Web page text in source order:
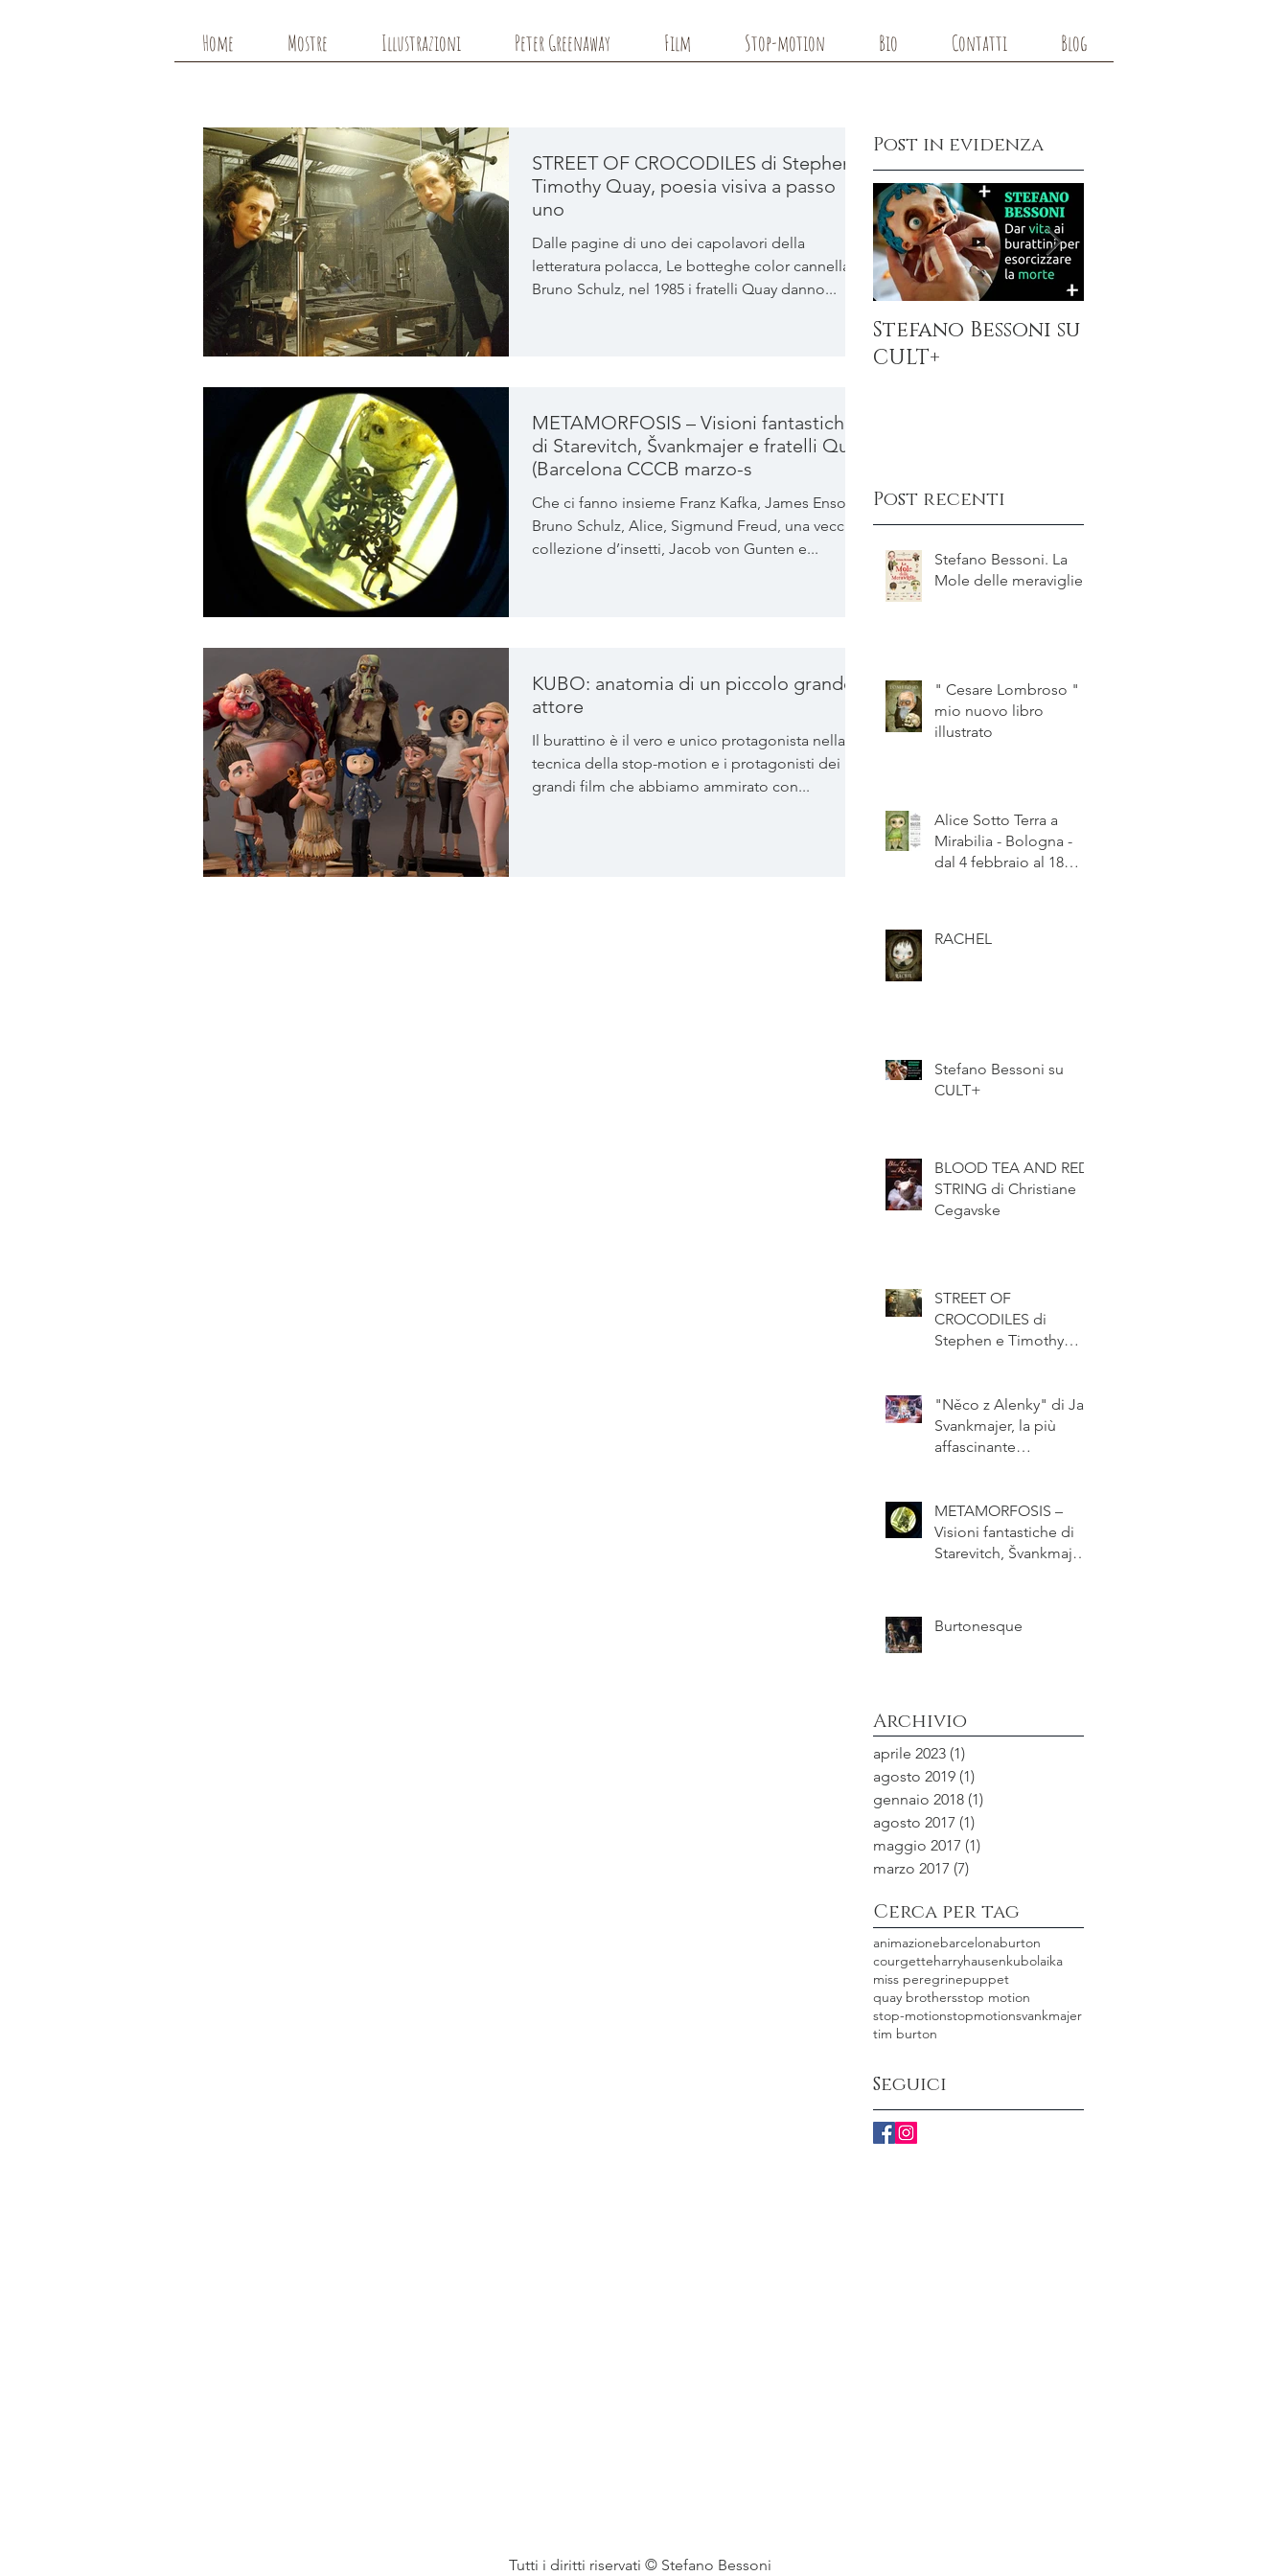
Home Mostre Illustrazioni Peter Greenaway Film Stop-motion Bio Contatti Blog
STREET OF CROCODILES di Stephen e
Timothy Quay, poesia visiva a passo
uno
Dalle pagine di uno dei capolavori della
letteratura polacca, Le botteghe color cannella di
Bruno Schulz, nel 1985 i fratelli Quay danno...
METAMORFOSIS – Visioni fantastiche
di Starevitch, Švankmajer e fratelli Quay
(Barcelona CCCB marzo-s
Che ci fanno insieme Franz Kafka, James Ensor,
Bruno Schulz, Alice, Sigmund Freud, una vecchia
collezione d’insetti, Jacob von Gunten e...
KUBO: anatomia di un piccolo grande
attore
Il burattino è il vero e unico protagonista nella
tecnica della stop-motion e i protagonisti dei
grandi film che abbiamo ammirato con...
Post in evidenza
Stefano Bessoni su
CULT+
Post recenti
Stefano Bessoni. La
Mole delle meraviglie
" Cesare Lombroso " il
mio nuovo libro
illustrato
Alice Sotto Terra a
Mirabilia - Bologna -
dal 4 febbraio al 18
RACHEL
Stefano Bessoni su
CULT+
BLOOD TEA AND RED
STRING di Christiane
Cegavske
STREET OF
CROCODILES di
Stephen e Timothy
"Něco z Alenky" di Jan
Svankmajer, la più
affascinante
METAMORFOSIS –
Visioni fantastiche di
Starevitch, Švankmajer
Burtonesque
Archivio
aprile 2023 (1)
agosto 2019 (1)
gennaio 2018 (1)
agosto 2017 (1)
maggio 2017 (1)
marzo 2017 (7)
Cerca per tag
animazionebarcelonaburton
courgetteharryhausenkubolaika
miss peregrinepuppet
quay brothersstop motion
stop-motionstopmotionsvankmajer
tim burton
Seguici
Tutti i diritti riservati © Stefano Bessoni